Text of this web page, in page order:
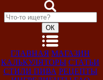
ГЛАВНАЯ МАГАЗИН
КАЛЬКУЛЯТОРЫ СТАТЬИ
СТИЛИ ПИВА РЕЦЕПТЫ